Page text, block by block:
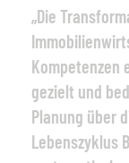
„Die
Kompetenzen
gezielt und
Planung über
Lebenszyklus